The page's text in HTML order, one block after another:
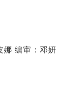
娜 编审：邓妍